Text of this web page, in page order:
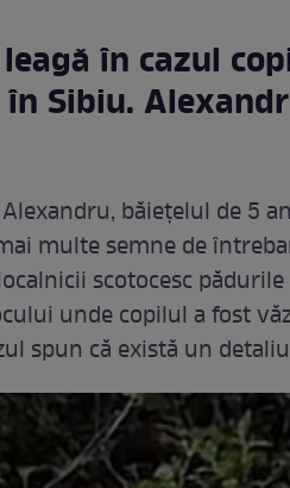
leagă în cazul
Sibiu.
băiețelul de 5
multe semne de
scotocesc
unde copilul a fost
spun că există un